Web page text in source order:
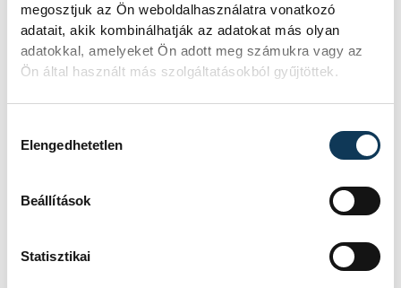
megosztjuk az Ön weboldalhasználatra vonatkozó
adatait, akik kombinálhatják az adatokat más olyan
adatokkal, amelyeket Ön adott meg számukra vagy az
Ön által használt más szolgáltatásokból gyűjtöttek.
Elengedhetetlen
Beállítások
Statisztikai
KORÁBBI ESEMÉNYEK BETÖLTÉSE
HAZAI
HELYSZÍN
MIHÁLY SZAKGIMNÁZIUM